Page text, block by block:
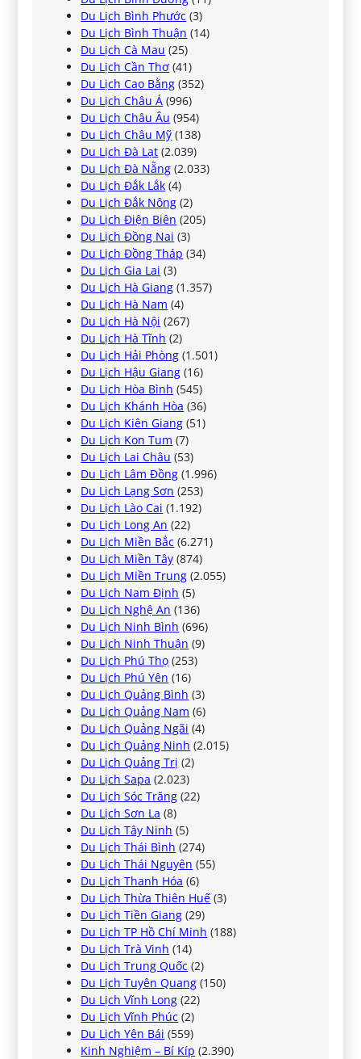
Du Lịch Bình Phước (3)
Du Lịch Bình Thuận (14)
Du Lịch Cà Mau (25)
Du Lịch Cần Thơ (41)
Du Lịch Cao Bằng (352)
Du Lịch Châu Á (996)
Du Lịch Châu Âu (954)
Du Lịch Châu Mỹ (138)
Du Lịch Đà Lạt (2.039)
Du Lịch Đà Nẵng (2.033)
Du Lịch Đắk Lắk (4)
Du Lịch Đắk Nông (2)
Du Lịch Điện Biên (205)
Du Lịch Đồng Nai (3)
Du Lịch Đồng Tháp (34)
Du Lịch Gia Lai (3)
Du Lịch Hà Giang (1.357)
Du Lịch Hà Nam (4)
Du Lịch Hà Nội (267)
Du Lịch Hà Tĩnh (2)
Du Lịch Hải Phòng (1.501)
Du Lịch Hậu Giang (16)
Du Lịch Hòa Bình (545)
Du Lịch Khánh Hòa (36)
Du Lịch Kiên Giang (51)
Du Lịch Kon Tum (7)
Du Lịch Lai Châu (53)
Du Lịch Lâm Đồng (1.996)
Du Lịch Lạng Sơn (253)
Du Lịch Lào Cai (1.192)
Du Lịch Long An (22)
Du Lịch Miền Bắc (6.271)
Du Lịch Miền Tây (874)
Du Lịch Miền Trung (2.055)
Du Lịch Nam Định (5)
Du Lịch Nghệ An (136)
Du Lịch Ninh Bình (696)
Du Lịch Ninh Thuận (9)
Du Lịch Phú Thọ (253)
Du Lịch Phú Yên (16)
Du Lịch Quảng Bình (3)
Du Lịch Quảng Nam (6)
Du Lịch Quảng Ngãi (4)
Du Lịch Quảng Ninh (2.015)
Du Lịch Quảng Trị (2)
Du Lịch Sapa (2.023)
Du Lịch Sóc Trăng (22)
Du Lịch Sơn La (8)
Du Lịch Tây Ninh (5)
Du Lịch Thái Bình (274)
Du Lịch Thái Nguyên (55)
Du Lịch Thanh Hóa (6)
Du Lịch Thừa Thiên Huế (3)
Du Lịch Tiền Giang (29)
Du Lịch TP Hồ Chí Minh (188)
Du Lịch Trà Vinh (14)
Du Lịch Trung Quốc (2)
Du Lịch Tuyên Quang (150)
Du Lịch Vĩnh Long (22)
Du Lịch Vĩnh Phúc (2)
Du Lịch Yên Bái (559)
Kinh Nghiệm – Bí Kíp (2.390)